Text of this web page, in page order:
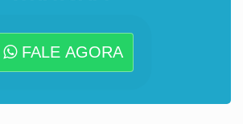
FALE AGORA